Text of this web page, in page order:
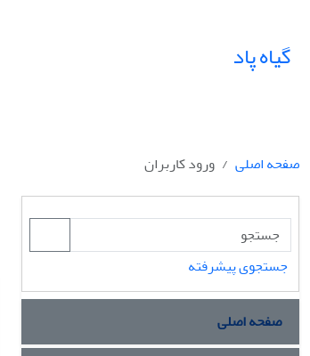
گیاه پاد
صفحه اصلی ورود کاربران
جستجوی پیشرفته
صفحه اصلی